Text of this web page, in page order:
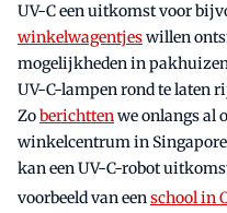
UV-C een uitkomst voor
winkelwagentjeswillen
mogelijkheden in
UV-C-lampen rond te laten
Zoberichttenwe onlangs al
winkelcentrum in
kan een UV-C-robot
voorbeeld van eenschool in